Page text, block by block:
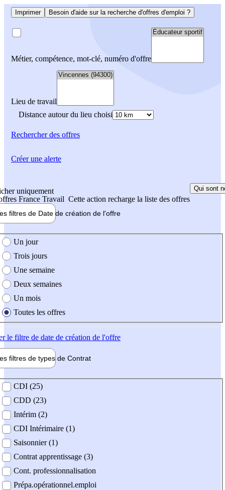
Imprimer Besoin d'aide sur la recherche d'offres d'emploi ?
Métier, compétence, mot-clé, numéro d'offre
Lieu de travail
Distance autour du lieu choisi
Rechercherdes offres
uniquement
France Travail Cette action recharge la liste des offres
Qui sont
filtres de Date de création de l'offre
création de l'offre
Un jour
Trois jours
Une semaine
Deux semaines
Un mois
Toutes les offres
le filtre de date de création de l'offre
filtres de types de Contrat
contrat
CDI (25)
CDD (23)
Intérim (2)
CDI Intérimaire (1)
Saisonnier (1)
Contrat apprentissage (3)
Cont. professionnalisation
Prépa.opérationnel.emploi
Créer une alerte